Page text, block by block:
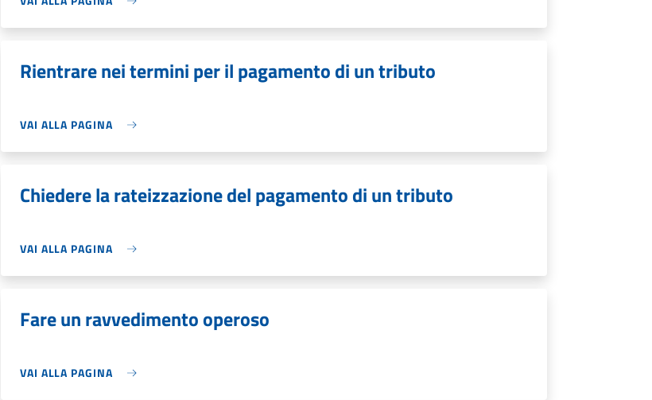
Rientrare nei termini per il pagamento di un tributo
VAI ALLA PAGINA
Chiedere la rateizzazione del pagamento di un tributo
VAI ALLA PAGINA
Fare un ravvedimento operoso
VAI ALLA PAGINA